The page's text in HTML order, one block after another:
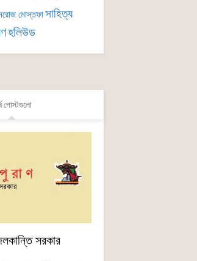
মোস্তফাসাহিত্য
হলিউড
পোস্টগুলো
সরকার